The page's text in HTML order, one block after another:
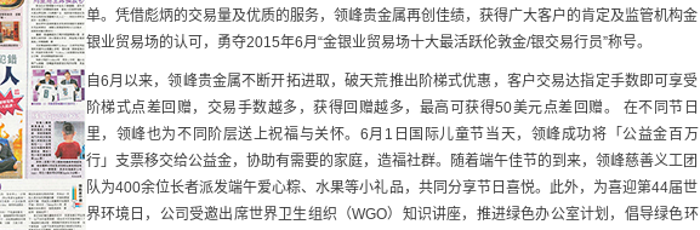
单。凭借彪炳的交易量及优质的服务，领峰贵金属再创佳绩，获得广大客户的肯定及监管机构金
银业贸易场的认可，勇夺2015年6月“金银业贸易场十大最活跃伦敦金/银交易行员”称号。
自6月以来，领峰贵金属不断开拓进取，破天荒推出阶梯式优惠，客户交易达指定手数即可享受
阶梯式点差回赠，交易手数越多，获得回赠越多，最高可获得50美元点差回赠。 在不同节日
里，领峰也为不同阶层送上祝福与关怀。6月1日国际儿童节当天，领峰成功将「公益金百万
行」支票移交给公益金，协助有需要的家庭，造福社群。随着端午佳节的到来，领峰慈善义工团
队为400余位长者派发端午爱心粽、水果等小礼品，共同分享节日喜悦。此外，为喜迎第44届世
界环境日，公司受邀出席世界卫生组织（WGO）知识讲座，推进绿色办公室计划，倡导绿色环